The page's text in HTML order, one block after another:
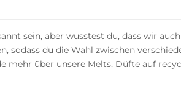
sein, aber wusstest du, dass wir
sodass du die Wahl zwischen
mehr über unsere Melts, Düfte auf